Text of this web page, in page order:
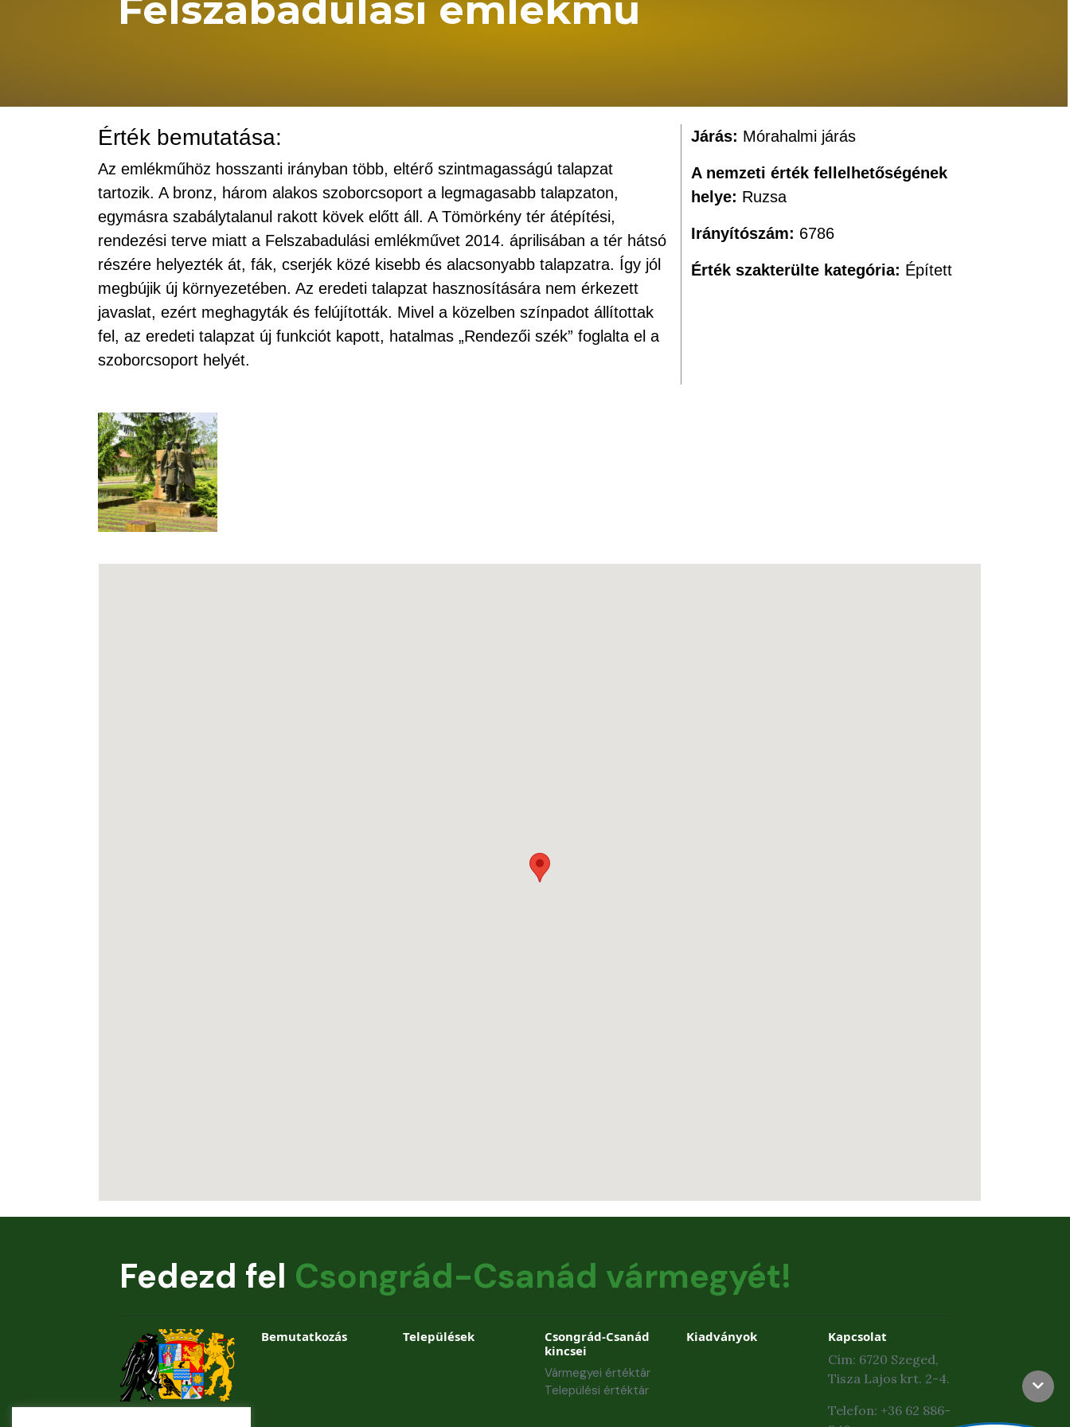
Felszabadulási emlékmű
Érték bemutatása:
Az emlékműhöz hosszanti irányban több, eltérő szintmagasságú talapzat
tartozik. A bronz, három alakos szoborcsoport a legmagasabb talapzaton,
egymásra szabálytalanul rakott kövek előtt áll. A Tömörkény tér átépítési,
rendezési terve miatt a Felszabadulási emlékművet 2014. áprilisában a tér hátsó
részére helyezték át, fák, cserjék közé kisebb és alacsonyabb talapzatra. Így jól
megbújik új környezetében. Az eredeti talapzat hasznosítására nem érkezett
javaslat, ezért meghagyták és felújították. Mivel a közelben színpadot állítottak
fel, az eredeti talapzat új funkciót kapott, hatalmas „Rendezői szék” foglalta el a
szoborcsoport helyét.
Járás: Mórahalmi járás
A nemzeti érték fellelhetőségének
helye: Ruzsa
Irányítószám: 6786
Érték szakterülte kategória: Épített
Fedezd fel Csongrád-Csanád vármegyét!
Bemutatkozás Települések
Csongrád-Csanád
kincsei
Vármegyei értéktár
Települési értéktár
Kiadványok
Kapcsolat
Cím: 6720 Szeged,
Tisza Lajos krt. 2-4.
Telefon: +36 62 886-